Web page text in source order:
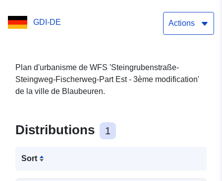
amendement
GDI-DE Actions
Plan d'urbanisme de WFS 'Steingrubenstraße-
Steingweg-Fischerweg-Part Est - 3ème modification'
de la ville de Blaubeuren.
Distributions 1
Sort